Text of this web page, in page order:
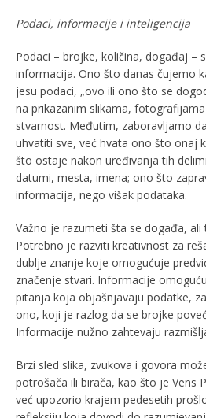
Podaci, informacije i inteligencija
Podaci – brojke, količina, događaj –
informacija. Ono što danas čujemo
jesu podaci, „ovo ili ono što se
na prikazanim slikama,
stvarnost. Međutim, zaboravljamo
uhvatiti sve, već hvata ono što onaj
što ostaje nakon uređivanja tih
datumi, mesta, imena; ono što
informacija, nego višak podataka.
Važno je razumeti šta se događa,
Potrebno je razviti kreativnost za
dublje znanje koje omogućuje
značenje stvari. Informacije
pitanja koja objašnjavaju podatke,
ono, koji je razlog da se brojke
Informacije nužno zahtevaju
Brzi sled slika, zvukova i govora
potrošača ili birača, kao što je Vens
već upozorio krajem pedesetih